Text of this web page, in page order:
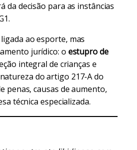
da decisão para as instâncias
ao esporte, mas
jurídico: o estupro de
integral de crianças e
do artigo 217-A do
penas, causas de aumento,
técnica especializada.